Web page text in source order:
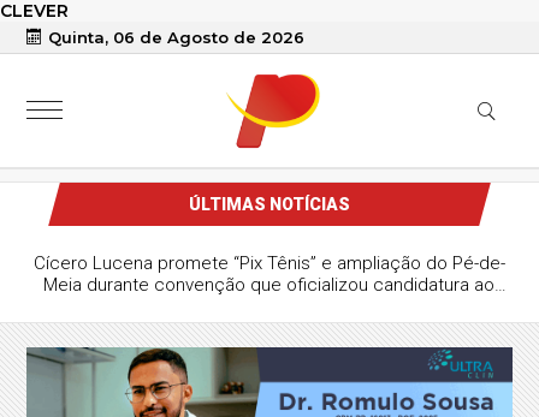
CLEVER
Quinta, 06 de Agosto de 2026
ÚLTIMAS NOTÍCIAS
Cícero Lucena promete “Pix Tênis” e ampliação do Pé-de-
Meia durante convenção que oficializou candidatura ao